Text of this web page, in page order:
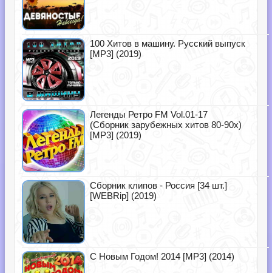
100 Хитов в машину. Русский выпуск
[MP3] (2019)
Легенды Ретро FM Vol.01-17
(Сборник зарубежных хитов 80-90х)
[MP3] (2019)
Сборник клипов - Россия [34 шт.]
[WEBRip] (2019)
С Новым Годом! 2014 [MP3] (2014)